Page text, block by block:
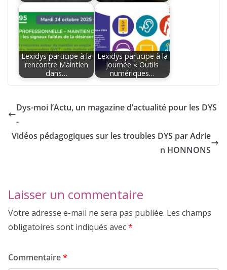
Lexidys participe à la
rencontre Maintien
dans…
Lexidys participe à la
journée « Outils
numériques…
Dys-moi l’Actu, un magazine d’actualité pour les DYS
-
Vidéos pédagogiques sur les troubles DYS par Adrie
n HONNONS
Laisser un commentaire
Votre adresse e-mail ne sera pas publiée. Les champs
obligatoires sont indiqués avec*
Commentaire*